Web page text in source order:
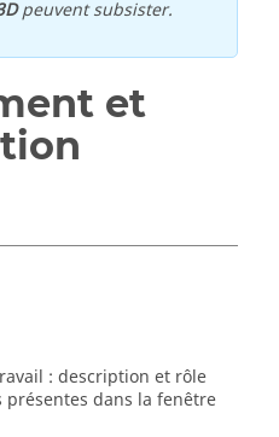
peuvent subsister.
et
: description et rôle
dans la fenêtre